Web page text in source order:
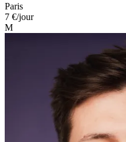
Paris
7 €/jour
M